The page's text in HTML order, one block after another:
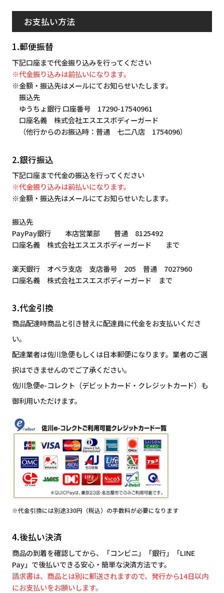
お支払い方法
1.郵便振替
下記口座まで代金振り込みを行ってください
※代金振り込みは前払いになります。
※金額・振込先はメールにてお知らせいたします。
振込先
ゆうちょ銀行 口座番号 17290-17540961
口座名義 株式会社エスエスボディーガード
（他行からのお振込時：普通 七二八店 1754096）
2.銀行振込
下記口座まで代金の振込を行ってください
※代金振り込みは前払いになります。
※金額・振込先はメールにてお知らせいたします。
振込先
PayPay銀行 本店営業部 普通 8125492
口座名義 株式会社エスエスボディーガード まで
楽天銀行 オペラ支店 支店番号 205 普通 7027960
口座名義 株式会社エスエスボディーガード まで
3.代金引換
商品配達時商品と引き替えに配達員に代金をお支払いくださ
い。
配達業者は佐川急便もしくは日本郵便になります。業者のご選
択はできませんのでご了承ください。
佐川急便e-コレクト（デビットカード・クレジットカード）も
御利用いただけます。
※代金引換には別途330円（税込）の手数料が必要になります
4.後払い決済
商品の到着を確認してから、「コンビニ」「銀行」「LINE
Pay」で後払いできる安心・簡単な決済方法です。
請求書は、商品とは別に郵送されますので、発行から14日以内
にお支払いをお願いします。